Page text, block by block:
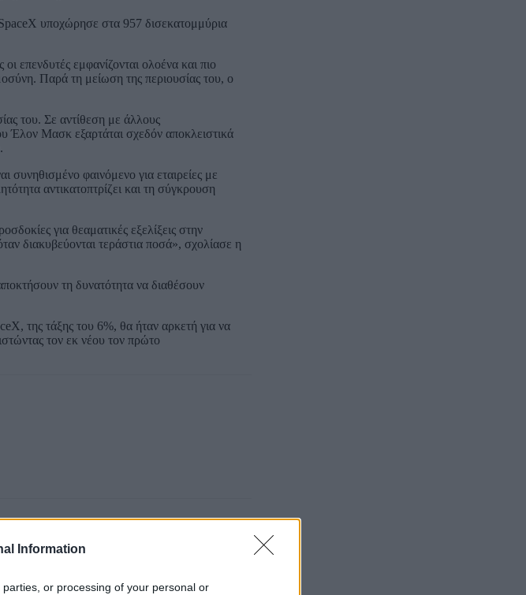
Information
or processing of your personal or
υποχώρησε στα 957 δισεκατομμύρια
επενδυτές εμφανίζονται ολοένα και πιο
Παρά τη μείωση της περιουσίας του, ο
του. Σε αντίθεση με άλλους
Έλον Μασκ εξαρτάται σχεδόν αποκλειστικά
συνηθισμένο φαινόμενο για εταιρείες με
αντικατοπτρίζει και τη σύγκρουση
για θεαματικές εξελίξεις στην
διακυβεύονται τεράστια ποσά», σχολίασε η
τη δυνατότητα να διαθέσουν
της τάξης του 6%, θα ήταν αρκετή για να
τον εκ νέου τον πρώτο